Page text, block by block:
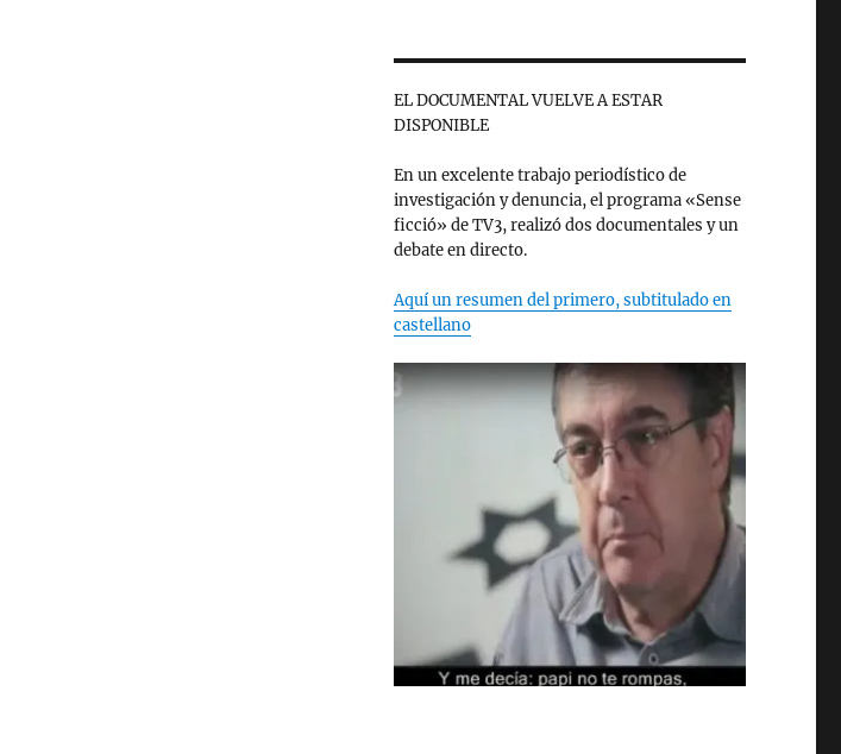
EL DOCUMENTAL VUELVE A ESTAR
DISPONIBLE
En un excelente trabajo periodístico de
investigación y denuncia, el programa «Sense
ficció» de TV3, realizó dos documentales y un
debate en directo.
Aquí un resumen del primero, subtitulado en
castellano